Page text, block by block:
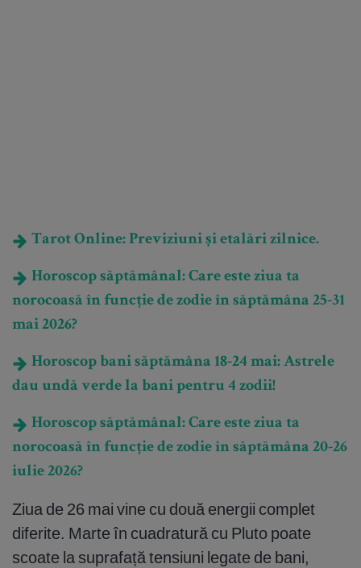
Tarot Online: Previziuni și etalări zilnice.
Horoscop săptămânal: Care este ziua ta
norocoasă în funcție de zodie în săptămâna 25-31
mai 2026?
Horoscop bani săptămâna 18-24 mai: Astrele
dau undă verde la bani pentru 4 zodii!
Horoscop săptămânal: Care este ziua ta
norocoasă în funcție de zodie în săptămâna 20-26
iulie 2026?
Ziua de 26 mai vine cu două energii complet
diferite. Marte în cuadratură cu Pluto poate
scoate la suprafață tensiuni legate de bani,